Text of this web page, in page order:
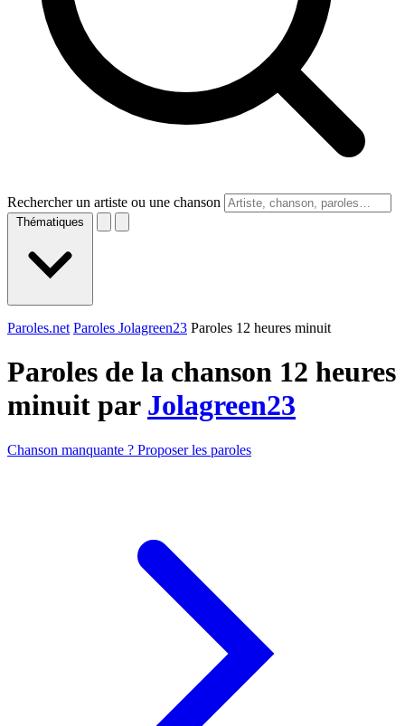
Rechercher un artiste ou une chanson
Thématiques
Paroles.net Paroles Jolagreen23 Paroles 12 heures minuit
Paroles de la chanson 12 heures
minuit par Jolagreen23
Chanson manquante ? Proposer les paroles